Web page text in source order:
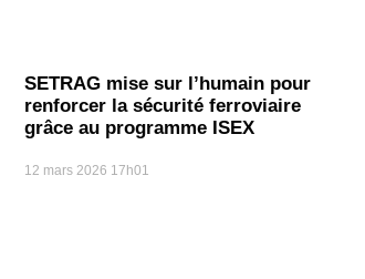
SETRAG mise sur l’humain pour
renforcer la sécurité ferroviaire
grâce au programme ISEX
12 mars 2026 17h01